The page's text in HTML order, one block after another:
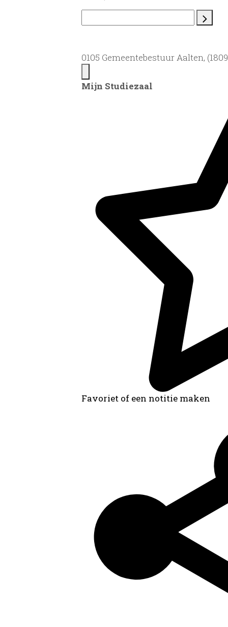
0105 Gemeentebestuur Aalten,
Mijn Studiezaal
Favoriet of een notitie maken